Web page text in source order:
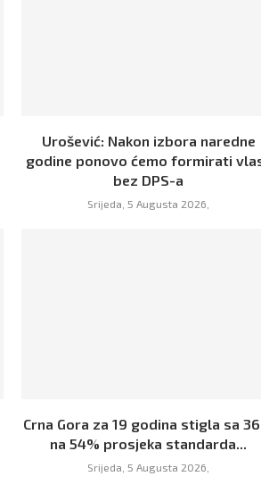
Urošević: Nakon izbora naredne
godine ponovo ćemo formirati
bez DPS-a
Srijeda, 5 Augusta 2026,
Crna Gora za 19 godina stigla sa
na 54% prosjeka standarda...
Srijeda, 5 Augusta 2026,